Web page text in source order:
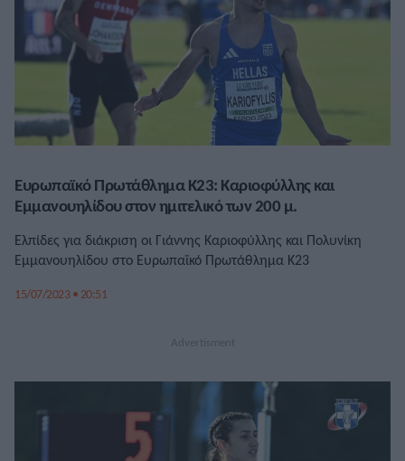
Ευρωπαϊκό Πρωτάθλημα Κ23: Καριοφύλλης και
Εμμανουηλίδου στον ημιτελικό των 200 μ.
Ελπίδες για διάκριση οι Γιάννης Καριοφύλλης και Πολυνίκη
Εμμανουηλίδου στο Ευρωπαϊκό Πρωτάθλημα Κ23
15/07/2023 • 20:51